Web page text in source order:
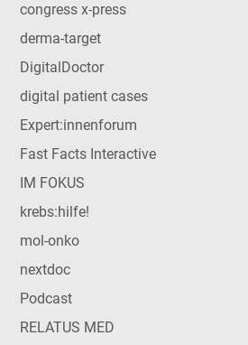
congress x-press
derma-target
DigitalDoctor
digital patient cases
Expert:innenforum
Fast Facts Interactive
IM FOKUS
krebs:hilfe!
mol-onko
nextdoc
Podcast
RELATUS MED